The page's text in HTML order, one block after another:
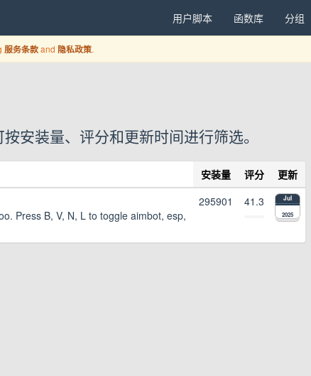
用户脚本 函数库 分组
服务条款and 隐私政策.
安装量、评分和更新时间进行筛选。
安装量 评分
更新
Press B, V, N, L to toggle aimbot, esp,
295901 41.3 Jul
2025